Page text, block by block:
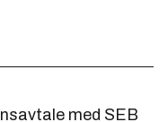
med SEB